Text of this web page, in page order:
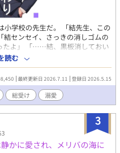
小学校の先生だ。 「結先生、この
結センセイ、さっきの消しゴムの
たよ」 「……結、黒板消しておい
の三人組にかなり懐かれた。 三人
、担任として見守っていた結だ
んですか、王子」 「いくら生まれ
よ」 「……王子、前は笑いながら
した三人。 ダークファンタジー
彼等は魔界の住人で、魔王の息
いるという……。 (それ絶対に俺
同時攻め注意■ ▲表紙は素材を
屋さん様(pixiv:ID
読む
最終更新日 2026.7.11 登録日 2026.5.15
総受け 溺愛
3
かに愛され、メリバの海に